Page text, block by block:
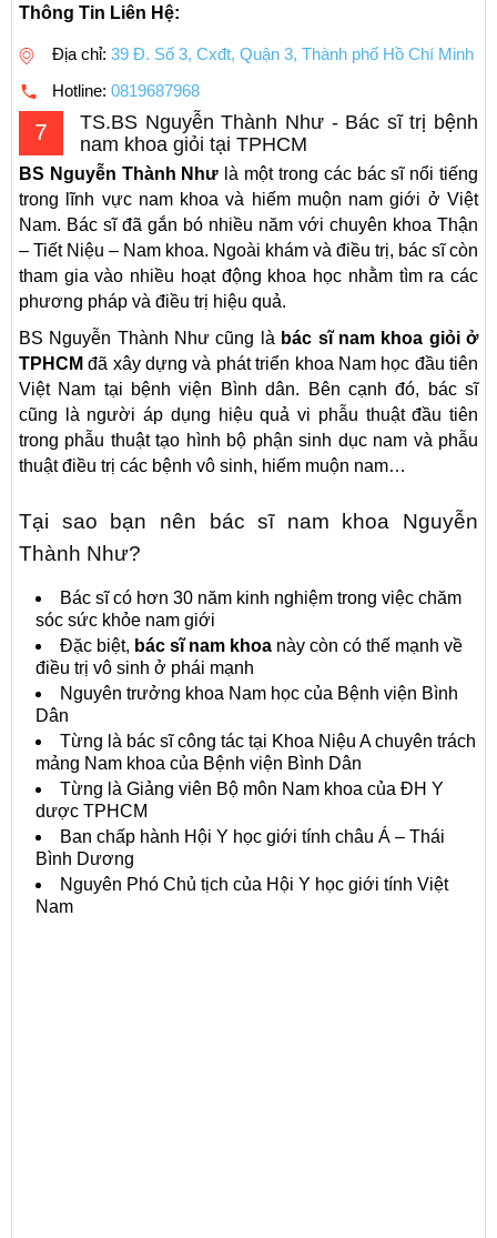
Thông Tin Liên Hệ:
Địa chỉ: 39 Đ. Số 3, Cxđt, Quận 3, Thành phố Hồ Chí Minh
Hotline: 0819687968
7
TS.BS Nguyễn Thành Như - Bác sĩ trị bệnh
nam khoa giỏi tại TPHCM
BS Nguyễn Thành Như là một trong các bác sĩ nổi tiếng
trong lĩnh vực nam khoa và hiếm muộn nam giới ở Việt
Nam. Bác sĩ đã gắn bó nhiều năm với chuyên khoa Thận
– Tiết Niệu – Nam khoa. Ngoài khám và điều trị, bác sĩ còn
tham gia vào nhiều hoạt động khoa học nhằm tìm ra các
phương pháp và điều trị hiệu quả.
BS Nguyễn Thành Như cũng là bác sĩ nam khoa giỏi ở
TPHCM đã xây dựng và phát triển khoa Nam học đầu tiên
Việt Nam tại bệnh viện Bình dân. Bên cạnh đó, bác sĩ
cũng là người áp dụng hiệu quả vi phẫu thuật đầu tiên
trong phẫu thuật tạo hình bộ phận sinh dục nam và phẫu
thuật điều trị các bệnh vô sinh, hiếm muộn nam…
Tại sao bạn nên bác sĩ nam khoa Nguyễn
Thành Như?
Bác sĩ có hơn 30 năm kinh nghiệm trong việc chăm
sóc sức khỏe nam giới
Đặc biệt, bác sĩ nam khoa này còn có thế mạnh về
điều trị vô sinh ở phái mạnh
Nguyên trưởng khoa Nam học của Bệnh viện Bình
Dân
Từng là bác sĩ công tác tại Khoa Niệu A chuyên trách
mảng Nam khoa của Bệnh viện Bình Dân
Từng là Giảng viên Bộ môn Nam khoa của ĐH Y
dược TPHCM
Ban chấp hành Hội Y học giới tính châu Á – Thái
Bình Dương
Nguyên Phó Chủ tịch của Hội Y học giới tính Việt
Nam